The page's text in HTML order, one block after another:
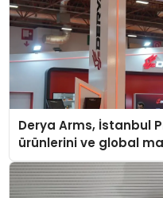
Derya Arms, İstanbul
ürünlerini ve global